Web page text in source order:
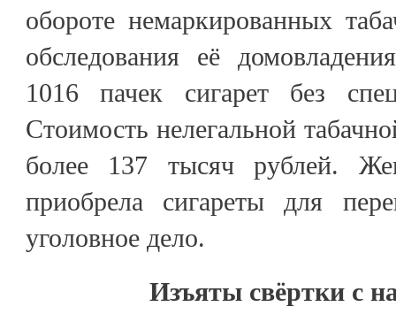
обороте немаркированных
обследования её
1016 пачек сигарет без
Стоимость нелегальной
более 137 тысяч рублей.
приобрела сигареты для
уголовное дело.
Изъяты свёртки с